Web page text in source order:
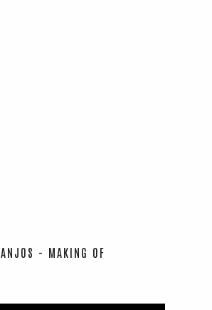
ANJOS - MAKING OF